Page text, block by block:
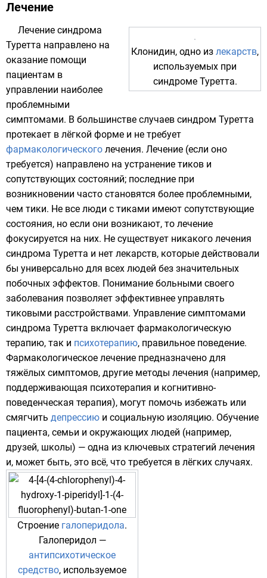
Лечение
Клонидин, одно из лекарств,
используемых при
синдроме Туретта.
Лечение синдрома
Туретта направлено на
оказание помощи
пациентам в
управлении наиболее
проблемными
симптомами. В большинстве случаев синдром Туретта
протекает в лёгкой форме и не требует
фармакологического лечения. Лечение (если оно
требуется) направлено на устранение тиков и
сопутствующих состояний; последние при
возникновении часто становятся более проблемными,
чем тики. Не все люди с тиками имеют сопутствующие
состояния, но если они возникают, то лечение
фокусируется на них. Не существует никакого лечения
синдрома Туретта и нет лекарств, которые действовали
бы универсально для всех людей без значительных
побочных эффектов. Понимание больными своего
заболевания позволяет эффективнее управлять
тиковыми расстройствами. Управление симптомами
синдрома Туретта включает фармакологическую
терапию, так и психотерапию, правильное поведение.
Фармакологическое лечение предназначено для
тяжёлых симптомов, другие методы лечения (например,
поддерживающая психотерапия и когнитивно-
поведенческая терапия), могут помочь избежать или
смягчить депрессию и социальную изоляцию. Обучение
пациента, семьи и окружающих людей (например,
друзей, школы) — одна из ключевых стратегий лечения
и, может быть, это всё, что требуется в лёгких случаях.
Строение галоперидола.
Галоперидол —
антипсихотическое
средство, используемое